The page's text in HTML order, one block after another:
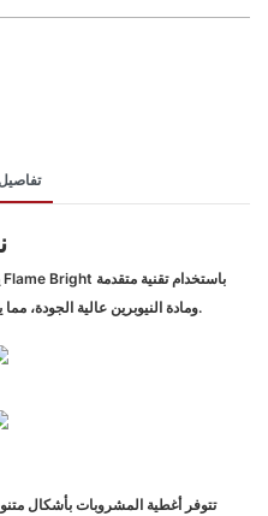
ومادة النيوبرين عالية الجودة، مما يوفر عزلًا حراريًا ممتازًا ومقاومة للانزلاق.
تتوفر أغطية المشروبات بأشكال